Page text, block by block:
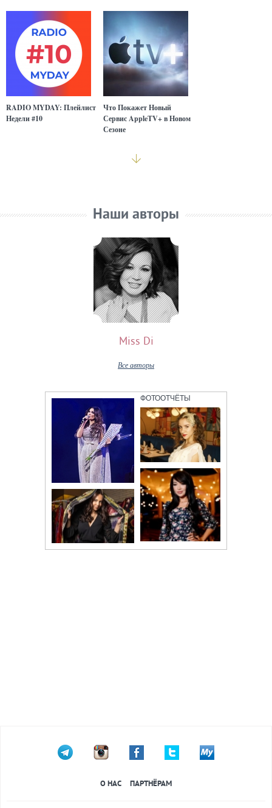
RADIO MYDAY: Плейлист
Недели #10
Что Покажет Новый
Сервис AppleTV+ в Новом
Сезоне
Наши авторы
Miss Di
Все авторы
ФОТООТЧЁТЫ
О НАС ПАРТНЁРАМ